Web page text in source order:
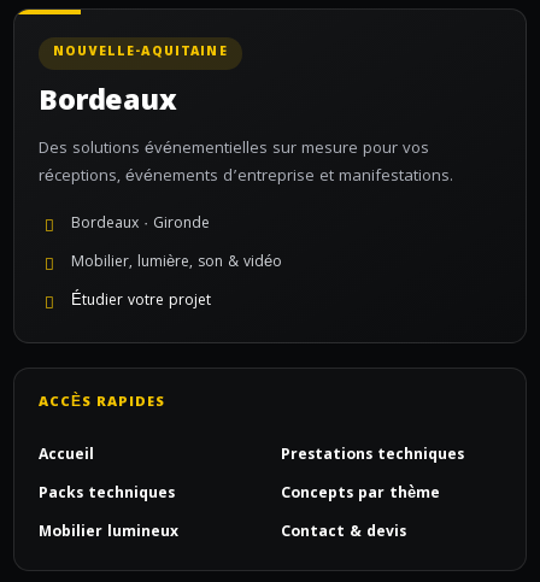
NOUVELLE-AQUITAINE
Bordeaux
Des solutions événementielles sur mesure pour vos
réceptions, événements d’entreprise et manifestations.
Bordeaux · Gironde
Mobilier, lumière, son & vidéo
Étudier votre projet
ACCÈS RAPIDES
Accueil
Prestations techniques
Packs techniques
Concepts par thème
Mobilier lumineux
Contact & devis